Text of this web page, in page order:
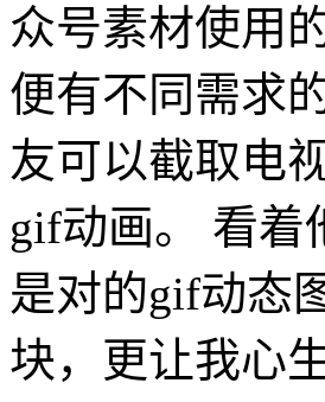
众号素材使用
便有不同需求
友可以截取电
gif动画。 看着
是对的gif动态
块，更让我心